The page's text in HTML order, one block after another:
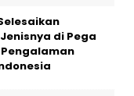
di Pega